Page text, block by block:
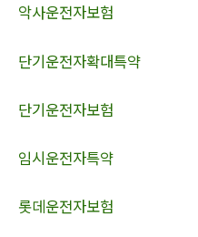
악사운전자보험
단기운전자확대특약
단기운전자보험
임시운전자특약
롯데운전자보험